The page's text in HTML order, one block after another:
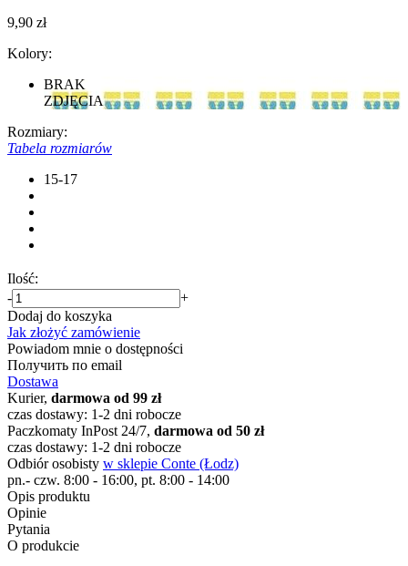
9,90 zł
Kolory:
BRAK
ZDJĘCIA
Rozmiary:
Tabela rozmiarów
15-17
Ilość:
-
+
Dodaj do koszyka
Jak złożyć zamówienie
Powiadom mnie o dostępności
Получить по email
Dostawa
Kurier, darmowa od 99 zł
czas dostawy: 1-2 dni robocze
Paczkomaty InPost 24/7, darmowa od 50 zł
czas dostawy: 1-2 dni robocze
Odbiór osobisty w sklepie Conte (Łodz)
pn.- czw. 8:00 - 16:00, pt. 8:00 - 14:00
Opis produktu
Opinie
Pytania
O produkcie